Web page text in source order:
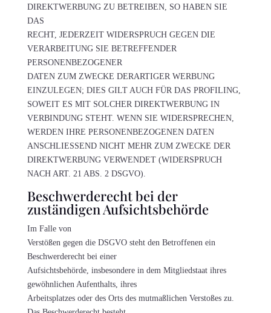
DIREKTWERBUNG ZU BETREIBEN, SO HABEN SIE
DAS
RECHT, JEDERZEIT WIDERSPRUCH GEGEN DIE
VERARBEITUNG SIE BETREFFENDER
PERSONENBEZOGENER
DATEN ZUM ZWECKE DERARTIGER WERBUNG
EINZULEGEN; DIES GILT AUCH FÜR DAS PROFILING,
SOWEIT ES MIT SOLCHER DIREKTWERBUNG IN
VERBINDUNG STEHT. WENN SIE WIDERSPRECHEN,
WERDEN IHRE PERSONENBEZOGENEN DATEN
ANSCHLIESSEND NICHT MEHR ZUM ZWECKE DER
DIREKTWERBUNG VERWENDET (WIDERSPRUCH
NACH ART. 21 ABS. 2 DSGVO).
Beschwerde­recht bei der
zuständigen Aufsichts­behörde
Im Falle von
Verstößen gegen die DSGVO steht den Betroffenen ein
Beschwerderecht bei einer
Aufsichtsbehörde, insbesondere in dem Mitgliedstaat ihres
gewöhnlichen Aufenthalts, ihres
Arbeitsplatzes oder des Orts des mutmaßlichen Verstoßes zu.